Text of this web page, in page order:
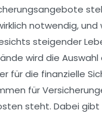
notwendig,
steigender
wird die
für die finanzielle
für
steht. Dabei